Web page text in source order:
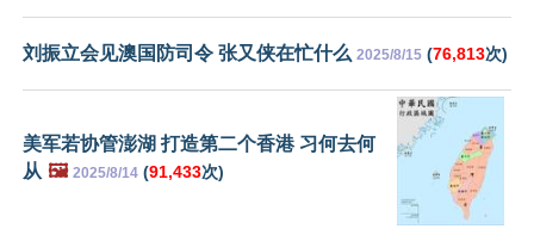
刘振立会见澳国防司令 张又侠在忙什么 2025/8/15 (76,813次)
美军若协管澎湖 打造第二个香港 习何去何
从 🖼️ 2025/8/14 (91,433次)